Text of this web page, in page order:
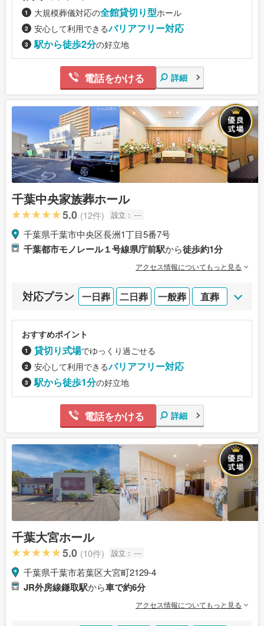
大規模葬儀対応の全館貸切り型ホール
安心して利用できるバリアフリー対応
駅から徒歩2分の好立地
電話をかける 詳細
千葉中央家族葬ホール
5.0 (12件) 設立： ---
千葉県千葉市中央区長洲1丁目5番7号
千葉都市モノレール１号線県庁前駅から徒歩約1分
アクセス情報についてもっと見る
対応プラン 一日葬 二日葬 一般葬 直葬
おすすめポイント
貸切り式場でゆっくり過ごせる
安心して利用できるバリアフリー対応
駅から徒歩1分の好立地
電話をかける 詳細
千葉大宮ホール
5.0 (10件) 設立： ---
千葉県千葉市若葉区大宮町2129-4
JR外房線鎌取駅から車で約6分
アクセス情報についてもっと見る